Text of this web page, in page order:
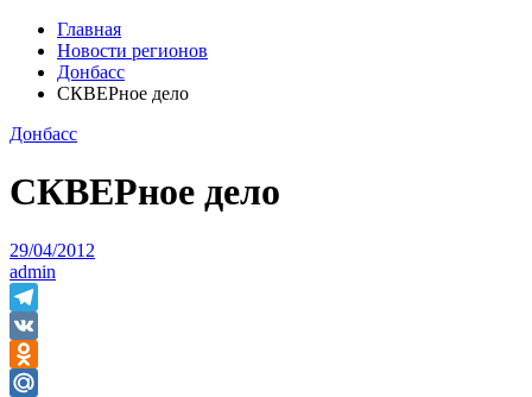
Главная
Новости регионов
Донбасс
СКВЕРное дело
Донбасс
СКВЕРное дело
29/04/2012
admin
Telegram
VK
Odnoklassniki